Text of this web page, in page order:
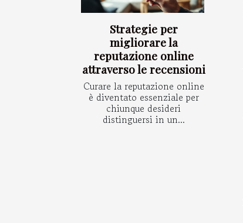
Strategie per
migliorare la
reputazione online
attraverso le recensioni
Curare la reputazione online
è diventato essenziale per
chiunque desideri
distinguersi in un...